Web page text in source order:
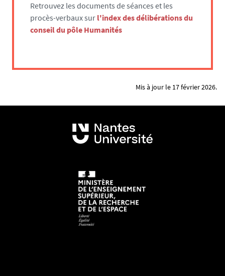
Retrouvez les documents de séances et les
procès-verbaux sur l'index des délibérations du
conseil du pôle Humanités
Mis à jour le 17 février 2026.